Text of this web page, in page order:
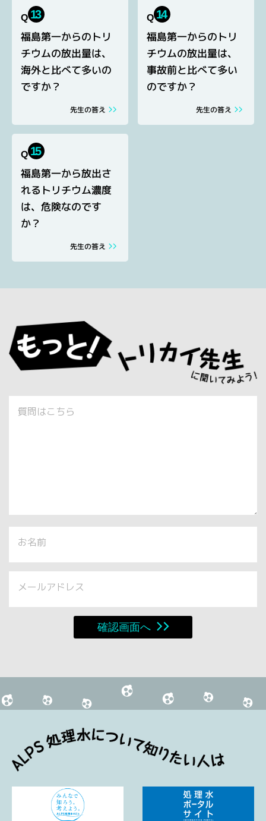
Q 13
福島第一からのトリ
チウムの放出量は、
海外と比べて多いの
ですか？
先生の答え
Q 14
福島第一からのトリ
チウムの放出量は、
事故前と比べて多い
のですか？
先生の答え
Q 15
福島第一から放出さ
れるトリチウム濃度
は、危険なのです
か？
先生の答え
質問はこちら
お名前
メールアドレス
確認画面へ